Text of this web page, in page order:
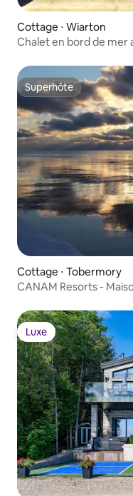
Cottage ⋅ Wiarton
Chalet en bord de mer
Superhôte
Superhôte
Cottage ⋅ Tobermory
CANAM Resorts -
Luxe
Luxe